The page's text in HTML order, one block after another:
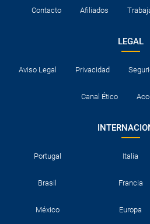
Contacto Afiliados
LEGAL
Aviso Legal Privacidad
Canal Ético
Portugal Italia
Brasil Francia
México Europa